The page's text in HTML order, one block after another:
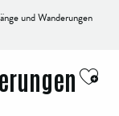
und Wanderungen